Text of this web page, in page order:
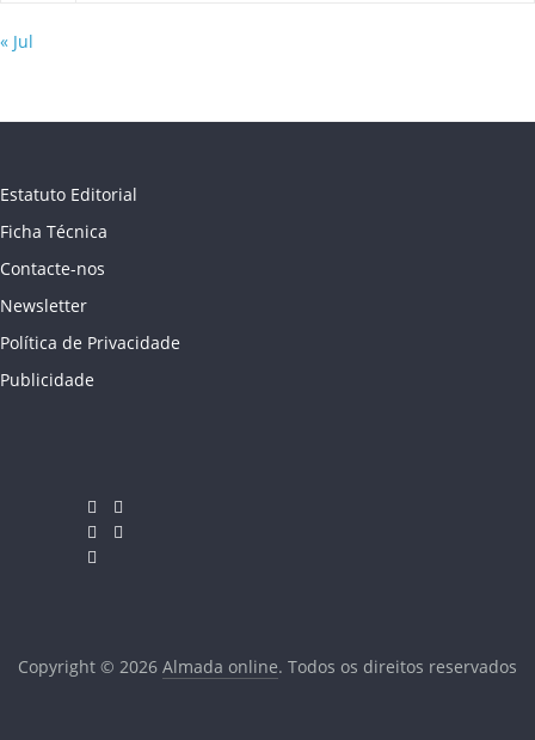
« Jul
Estatuto Editorial
Ficha Técnica
Contacte-nos
Newsletter
Política de Privacidade
Publicidade
Copyright © 2026 Almada online. Todos os direitos reservados